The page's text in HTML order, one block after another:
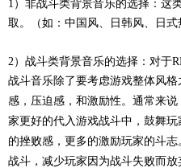
1）非战斗类背景音乐的选择：这
取。（如：中国风、日韩风、日式
2） 战斗类背景音乐的选择：对于
战斗音乐除了要考虑游戏整体风
感，压迫感，和激励性。通常来
家更好的代入游戏战斗中，鼓舞
的挫败感，更多的激励玩家的斗
战斗，减少玩家因为战斗失败而放